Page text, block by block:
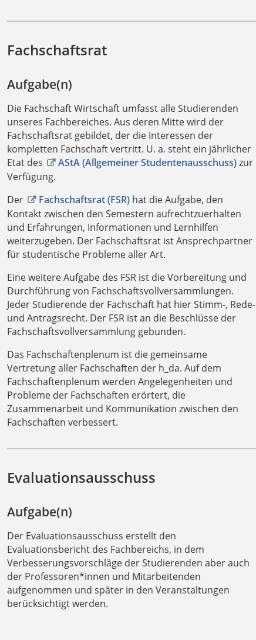
Fachschaftsrat
Aufgabe(n)
Die Fachschaft Wirtschaft umfasst alle Studierenden
unseres Fachbereiches. Aus deren Mitte wird der
Fachschaftsrat gebildet, der die Interessen der
kompletten Fachschaft vertritt. U. a. steht ein jährlicher
Etat des
AStA (Allgemeiner Studentenausschuss)zur
Verfügung.
Der
Fachschaftsrat (FSR) hat die Aufgabe, den
Kontakt zwischen den Semestern aufrechtzuerhalten
und Erfahrungen, Informationen und Lernhilfen
weiterzugeben. Der Fachschaftsrat ist Ansprechpartner
für studentische Probleme aller Art.
Eine weitere Aufgabe des FSR ist die Vorbereitung und
Durchführung von Fachschaftsvollversammlungen.
Jeder Studierende der Fachschaft hat hier Stimm-, Rede-
und Antragsrecht. Der FSR ist an die Beschlüsse der
Fachschaftsvollversammlung gebunden.
Das Fachschaftenplenum ist die gemeinsame
Vertretung aller Fachschaften der h_da. Auf dem
Fachschaftenplenum werden Angelegenheiten und
Probleme der Fachschaften erörtert, die
Zusammenarbeit und Kommunikation zwischen den
Fachschaften verbessert.
Evaluationsausschuss
Aufgabe(n)
Der Evaluationsausschuss erstellt den
Evaluationsbericht des Fachbereichs, in dem
Verbesserungsvorschläge der Studierenden aber auch
der Professoren*innen und Mitarbeitenden
aufgenommen und später in den Veranstaltungen
berücksichtigt werden.